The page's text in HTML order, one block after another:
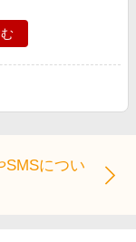
SMSについ